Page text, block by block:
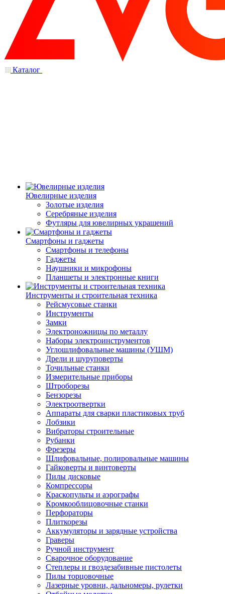
Каталог
Ювелирные изделия
Золотые изделия
Серебряные изделия
Футляры для ювелирных украшений
Смартфоны и гаджеты
Смартфоны и телефоны
Гаджеты
Наушники и микрофоны
Планшеты и электронные книги
Инструменты и строительная техника
Рейсмусовые станки
Инструменты
Замки
Электроножницы по металлу
Наборы электроинструментов
Углошлифовальные машины (УШМ)
Дрели и шуруповерты
Точильные станки
Измерительные приборы
Штроборезы
Бензорезы
Электроотвертки
Аппараты для сварки пластиковых труб
Лобзики
Вибраторы строительные
Рубанки
Фрезеры
Шлифовальные, полировальные машины
Гайковерты и винтоверты
Пилы дисковые
Компрессоры
Краскопульты и аэрографы
Кромкооблицовочные станки
Перфораторы
Плиткорезы
Аккумуляторы и зарядные устройства
Граверы
Ручной инструмент
Сварочное оборудование
Степлеры и гвоздезабивные пистолеты
Пилы торцовочные
Лазерные уровни, дальномеры, рулетки